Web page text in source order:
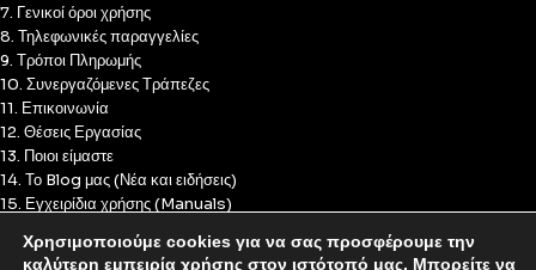
7. Γενικοί όροι χρήσης
8. Τηλεφωνικές παραγγελίες
9. Τρόποι Πληρωμής
10. Συνεργαζόμενες Τράπεζες
11. Επικοινωνία
12. Θέσεις Εργασίας
13. Ποιοι είμαστε
14. Το Blog μας (Νέα και ειδήσεις)
15. Εγχειρίδια χρήσης (Manuals)
17. Πολιτική Cookies
Χρησιμοποιούμε cookies για να σας προσφέρουμε την
καλύτερη εμπειρία χρήσης στον ιστότοπό μας. Μπορείτε να